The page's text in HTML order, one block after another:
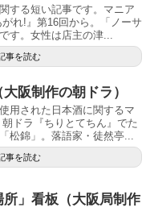
する短い記事です。マニア
れ!』第16回から。「ノーサ
す。女性は店主の津...
事を読む
阪制作の朝ドラ）
用された日本酒に関するマ
ドラ『ちりとてちん』でた
松錦」。落語家・徒然亭...
事を読む
所」看板（大阪局制作